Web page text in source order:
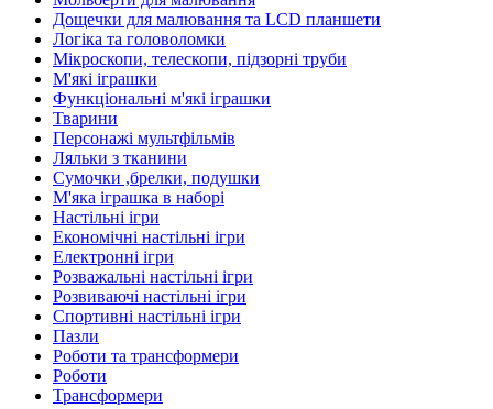
Дощечки для малювання та LCD планшети
Логіка та головоломки
Мікроскопи, телескопи, підзорні труби
М'які іграшки
Функціональні м'які іграшки
Тварини
Персонажі мультфільмів
Ляльки з тканини
Сумочки ,брелки, подушки
М'яка іграшка в наборі
Настільні ігри
Економічні настільні ігри
Електронні ігри
Розважальні настільні ігри
Розвиваючі настільні ігри
Спортивні настільні ігри
Пазли
Роботи та трансформери
Роботи
Трансформери